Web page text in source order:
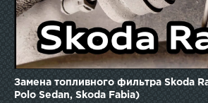
Замена топливного фильтра Skoda
Polo Sedan, Skoda Fabia)